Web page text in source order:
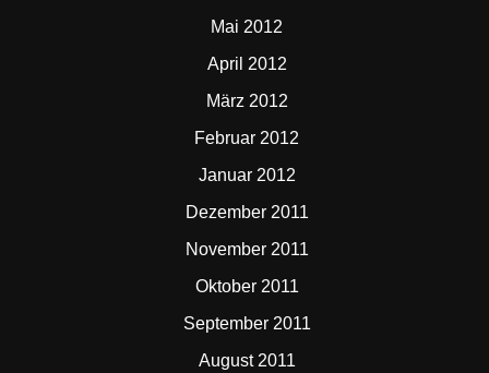
Mai 2012
April 2012
März 2012
Februar 2012
Januar 2012
Dezember 2011
November 2011
Oktober 2011
September 2011
August 2011